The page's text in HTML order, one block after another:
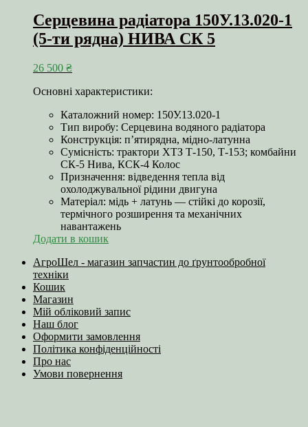
Серцевина радіатора 150У.13.020-1
(5-ти рядна) НИВА СК 5
26 500 ₴
Основні характеристики:
Каталожний номер: 150У.13.020-1
Тип виробу: Серцевина водяного радіатора
Конструкція: п’ятирядна, мідно-латунна
Сумісність: трактори ХТЗ Т-150, Т-153; комбайни
СК-5 Нива, КСК-4 Колос
Призначення: відведення тепла від
охолоджувальної рідини двигуна
Матеріал: мідь + латунь — стійкі до корозії,
термічного розширення та механічних
навантажень
Додати в кошик
АгроШел - магазин запчастин до ґрунтообробної
техніки
Кошик
Магазин
Мій обліковий запис
Наш блог
Оформити замовлення
Політика конфіденційності
Про нас
Умови повернення